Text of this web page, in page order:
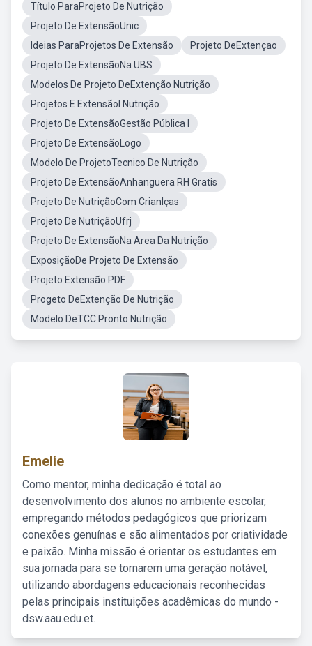
Título ParaProjeto De Nutrição
Projeto De ExtensãoUnic
Ideias ParaProjetos De Extensão
Projeto DeExtençao
Projeto De ExtensãoNa UBS
Modelos De Projeto DeExtenção Nutrição
Projetos E ExtensãoI Nutrição
Projeto De ExtensãoGestão Pública I
Projeto De ExtensãoLogo
Modelo De ProjetoTecnico De Nutrição
Projeto De ExtensãoAnhanguera RH Gratis
Projeto De NutriçãoCom Crianlças
Projeto De NutriçãoUfrj
Projeto De ExtensãoNa Area Da Nutrição
ExposiçãoDe Projeto De Extensão
Projeto Extensão PDF
Progeto DeExtenção De Nutrição
Modelo DeTCC Pronto Nutrição
Emelie
Como mentor, minha dedicação é total ao
desenvolvimento dos alunos no ambiente escolar,
empregando métodos pedagógicos que priorizam
conexões genuínas e são alimentados por criatividade
e paixão. Minha missão é orientar os estudantes em
sua jornada para se tornarem uma geração notável,
utilizando abordagens educacionais reconhecidas
pelas principais instituições acadêmicas do mundo -
dsw.aau.edu.et.